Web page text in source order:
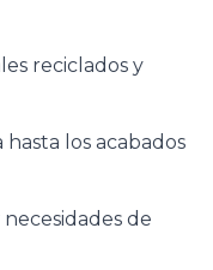
reciclados y
los acabados
de